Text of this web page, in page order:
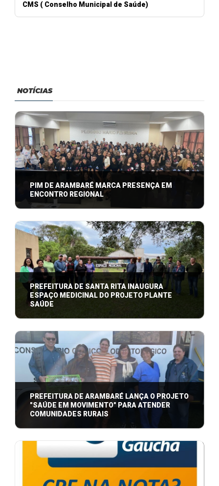
CMS ( Conselho Municipal de Saúde)
NOTÍCIAS
PIM DE ARAMBARÉ MARCA PRESENÇA EM
ENCONTRO REGIONAL
Equipe do PIM de Arambaré marca presença em
Encontro Regional focado no desenvolviment ...
PREFEITURA DE SANTA RITA INAUGURA
ESPAÇO MEDICINAL DO PROJETO PLANTE
SAÚDE
Projeto promove orientação sobre plantas
medicinais e beneficia usuários do SUS em San ...
PREFEITURA DE ARAMBARÉ LANÇA O PROJETO
"SAÚDE EM MOVIMENTO" PARA ATENDER
COMUNIDADES RURAIS
Iniciativa leva cuidados médicos e serviços de
saúde para áreas distantes da zona urba ...